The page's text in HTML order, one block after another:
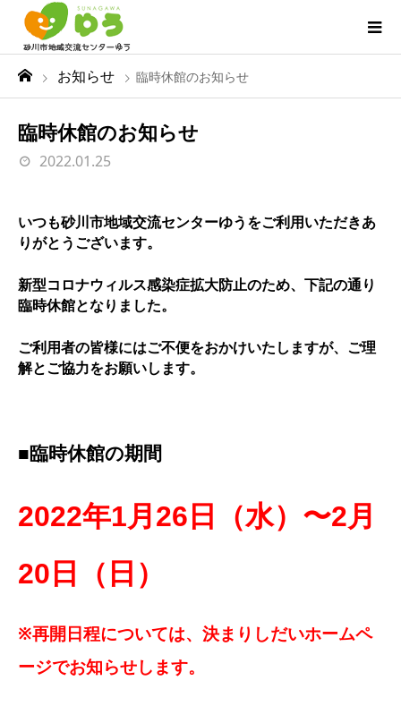
お知らせ 臨時休館のお知らせ
臨時休館のお知らせ
2022.01.25
いつも砂川市地域交流センターゆうをご利用いただきあ
りがとうございます。
新型コロナウィルス感染症拡大防止のため、下記の通り
臨時休館となりました。
ご利用者の皆様にはご不便をおかけいたしますが、ご理
解とご協力をお願いします。
■臨時休館の期間
2022年1月26日（水）〜2月
20日（日）
※再開日程については、決まりしだいホームペ
ージでお知らせします。